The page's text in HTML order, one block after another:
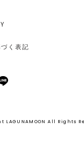
く表記
LAGUNAMOON All Rights